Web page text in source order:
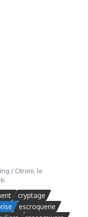
/ Citroni, le
cryptage
escroquerie